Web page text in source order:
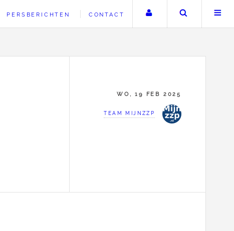
PERSBERICHTEN CONTACT Uw accountZoeken
WO, 19 FEB 2025
TEAM MIJNZZP